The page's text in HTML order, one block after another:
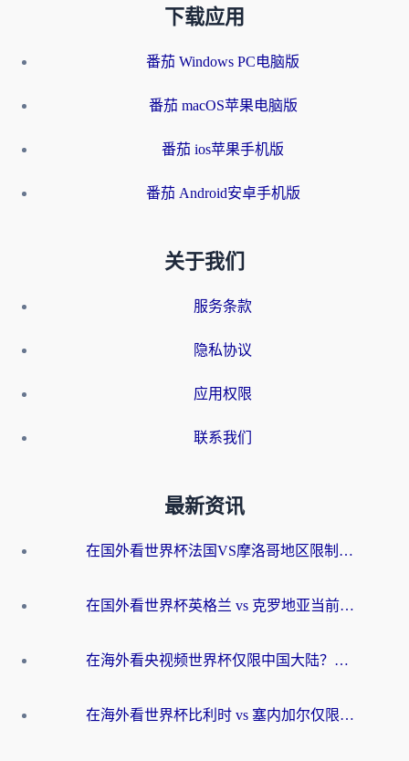
下载应用
番茄 Windows PC电脑版
番茄 macOS苹果电脑版
番茄 ios苹果手机版
番茄 Android安卓手机版
关于我们
服务条款
隐私协议
应用权限
联系我们
最新资讯
在国外看世界杯法国VS摩洛哥地区限制？这篇指南让你流畅看中文解说无压力
在国外看世界杯英格兰 vs 克罗地亚当前地区不可播放？这篇指南帮你搞定所有海外观赛难题
在海外看央视频世界杯仅限中国大陆？这篇指南帮你解锁中文解说+无卡顿直播
在海外看世界杯比利时 vs 塞内加尔仅限中国大陆？我找到了最流畅的中文解说之路